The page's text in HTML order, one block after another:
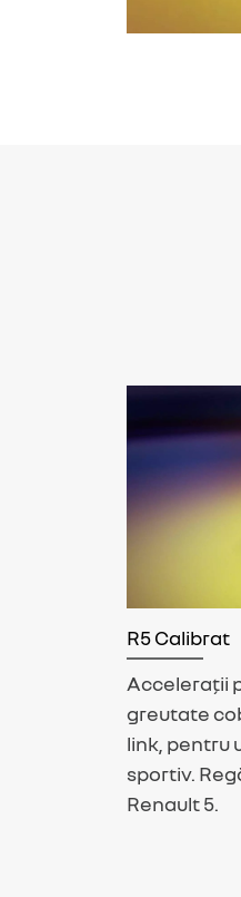
R5 Calibrat
Accelerații
greutate
link, pentru
sportiv.
Renault 5.